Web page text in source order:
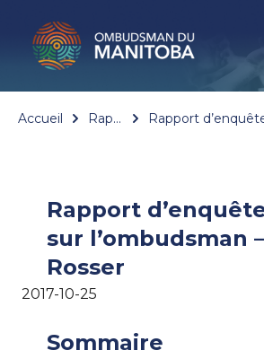
Accueil Rapports
Rapport
sur l’ombudsman
Rosser
2017-10-25
Sommaire